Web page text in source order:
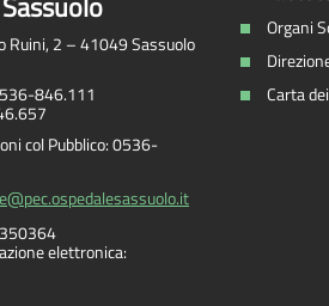
Ruini, 2 – 41049 Sassuolo
846.111
col Pubblico: 0536-
elettronica:
Organi
Carta